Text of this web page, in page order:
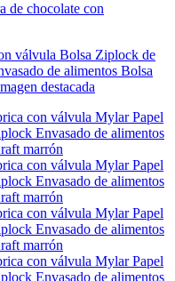
de chocolate con